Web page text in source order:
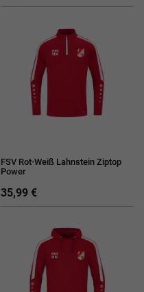
FSV Rot-Weiß Lahnstein Ziptop
Power
35,99 €